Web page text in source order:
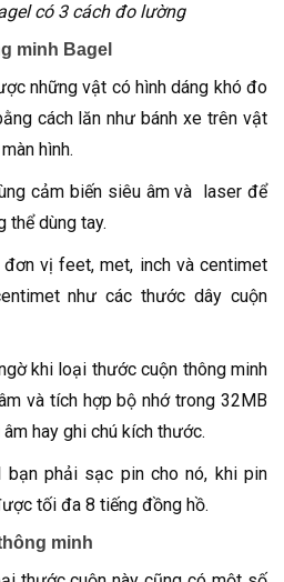
có 3 cách đo lường
minh Bagel
những vật có hình dáng khó đo
cách lăn như bánh xe trên vật
hình.
cảm biến siêu âm và laser để
thể dùng tay.
vị feet, met, inch và centimet
như các thước dây cuộn
khi loại thước cuộn thông minh
và tích hợp bộ nhớ trong 32MB
hay ghi chú kích thước.
phải sạc pin cho nó, khi pin
tối đa 8 tiếng đồng hồ.
minh